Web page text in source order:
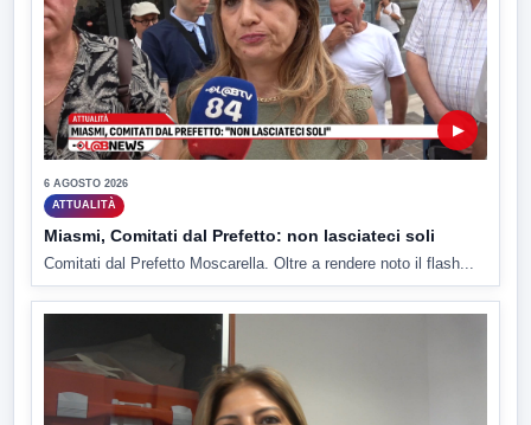
▶
6 AGOSTO 2026
ATTUALITÀ
Miasmi, Comitati dal Prefetto: non lasciateci soli
Comitati dal Prefetto Moscarella. Oltre a rendere noto il flash...